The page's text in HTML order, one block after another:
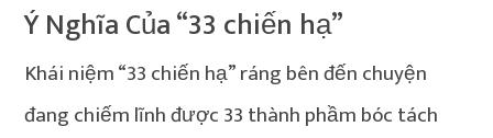
Ý Nghĩa Của “33 chiến hạ”
Khái niệm “33 chiến hạ” ráng bên đến chuyện
đang chiếm lĩnh được 33 thành phầm bóc tách